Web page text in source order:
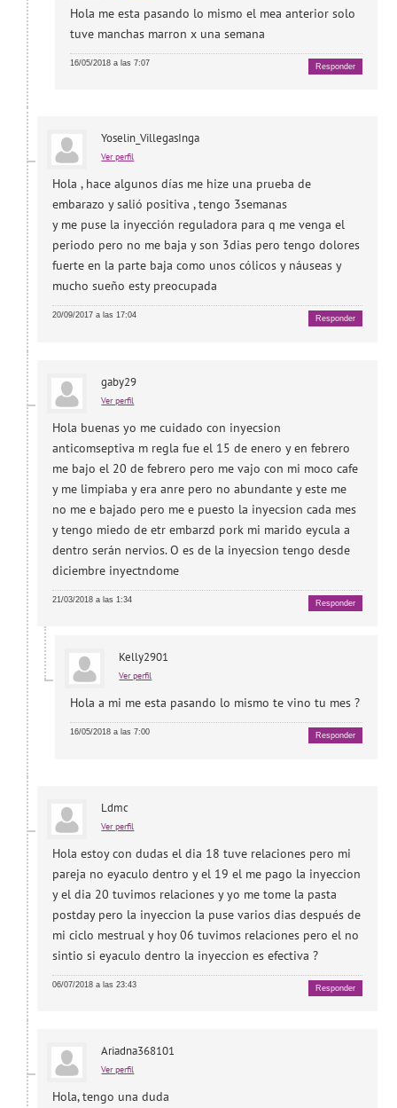
Hola me esta pasando lo mismo el mea anterior solo
tuve manchas marron x una semana
16/05/2018 a las 7:07 Responder
Yoselin_VillegasInga
Ver perfil
Hola , hace algunos días me hize una prueba de
embarazo y salió positiva , tengo 3semanas
y me puse la inyección reguladora para q me venga el
periodo pero no me baja y son 3dias pero tengo dolores
fuerte en la parte baja como unos cólicos y náuseas y
mucho sueño esty preocupada
20/09/2017 a las 17:04 Responder
gaby29
Ver perfil
Hola buenas yo me cuidado con inyecsion
anticomseptiva m regla fue el 15 de enero y en febrero
me bajo el 20 de febrero pero me vajo con mi moco cafe
y me limpiaba y era anre pero no abundante y este me
no me e bajado pero me e puesto la inyecsion cada mes
y tengo miedo de etr embarzd pork mi marido eycula a
dentro serán nervios. O es de la inyecsion tengo desde
diciembre inyectndome
21/03/2018 a las 1:34 Responder
Kelly2901
Ver perfil
Hola a mi me esta pasando lo mismo te vino tu mes ?
16/05/2018 a las 7:00 Responder
Ldmc
Ver perfil
Hola estoy con dudas el dia 18 tuve relaciones pero mi
pareja no eyaculo dentro y el 19 el me pago la inyeccion
y el dia 20 tuvimos relaciones y yo me tome la pasta
postday pero la inyeccion la puse varios dias después de
mi ciclo mestrual y hoy 06 tuvimos relaciones pero el no
sintio si eyaculo dentro la inyeccion es efectiva ?
06/07/2018 a las 23:43 Responder
Ariadna368101
Ver perfil
Hola, tengo una duda